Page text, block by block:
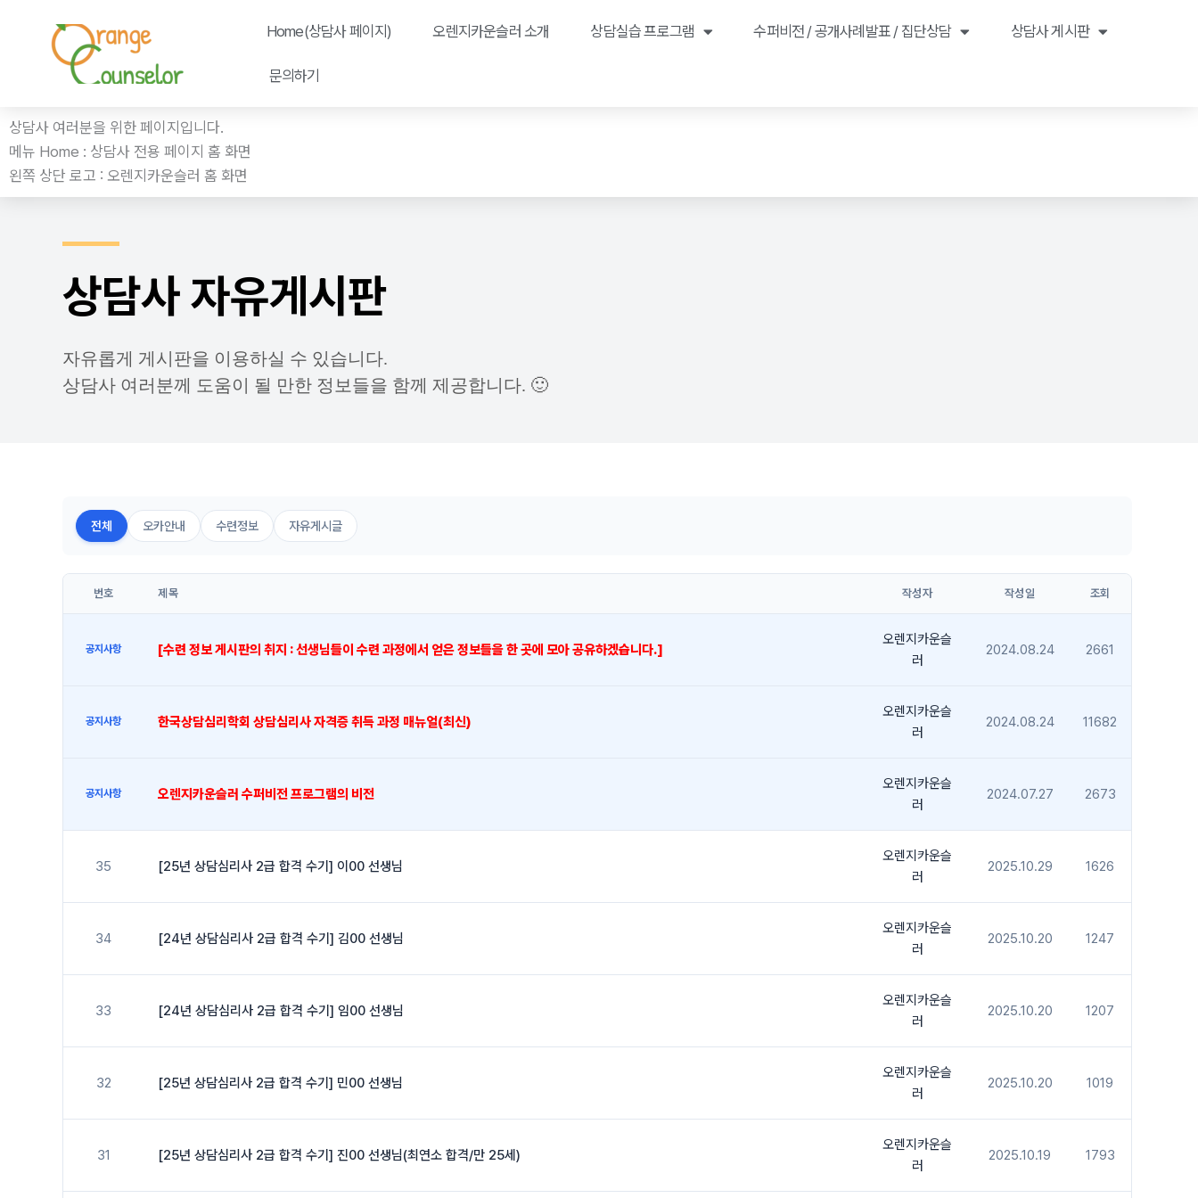
너
뛰
기
Home(상담사 페이지) 오렌지카운슬러 소개 상담실습 프로그램 수퍼비전 / 공개사례발표 / 집단상담 상담사 게시판
문의하기
상담사 여러분을 위한 페이지입니다.
메뉴 Home : 상담사 전용 페이지 홈 화면
왼쪽 상단 로고 : 오렌지카운슬러 홈 화면
상담사 자유게시판
자유롭게 게시판을 이용하실 수 있습니다.
상담사 여러분께 도움이 될 만한 정보들을 함께 제공합니다. 🙂
전체 오카안내 수련정보 자유게시글
번호 제목 작성자 작성일 조회
공지사항 [수련 정보 게시판의 취지 : 선생님들이 수련 과정에서 얻은 정보들을 한 곳에 모아 공유하겠습니다.]
오렌지카운슬
러
2024.08.24 2661
공지사항 한국상담심리학회 상담심리사 자격증 취득 과정 매뉴얼(최신)
오렌지카운슬
러
2024.08.24 11682
공지사항 오렌지카운슬러 수퍼비전 프로그램의 비전
오렌지카운슬
러
2024.07.27 2673
35 [25년 상담심리사 2급 합격 수기] 이00 선생님
오렌지카운슬
러
2025.10.29 1626
34 [24년 상담심리사 2급 합격 수기] 김00 선생님
오렌지카운슬
러
2025.10.20 1247
33 [24년 상담심리사 2급 합격 수기] 임00 선생님
오렌지카운슬
러
2025.10.20 1207
32 [25년 상담심리사 2급 합격 수기] 민00 선생님
오렌지카운슬
러
2025.10.20 1019
31 [25년 상담심리사 2급 합격 수기] 진00 선생님(최연소 합격/만 25세)
오렌지카운슬
러
2025.10.19 1793